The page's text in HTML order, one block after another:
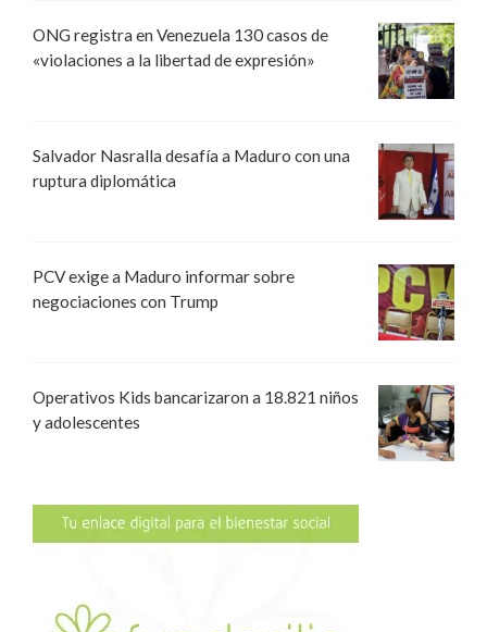
ONG registra en Venezuela 130 casos de
«violaciones a la libertad de expresión»
Salvador Nasralla desafía a Maduro con una
ruptura diplomática
PCV exige a Maduro informar sobre
negociaciones con Trump
Operativos Kids bancarizaron a 18.821 niños
y adolescentes